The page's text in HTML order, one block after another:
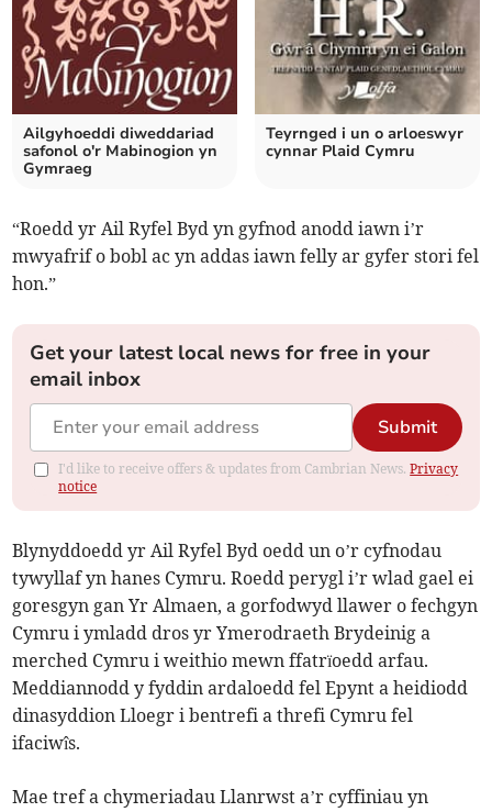
Ailgyhoeddi diweddariad
safonol o'r Mabinogion yn
Gymraeg
Teyrnged i un o arloeswyr
cynnar Plaid Cymru
“Roedd yr Ail Ryfel Byd yn gyfnod anodd iawn i’r
mwyafrif o bobl ac yn addas iawn felly ar gyfer stori fel
hon.”
Get your latest local news for free in your
email inbox
Submit
I'd like to receive offers & updates from Cambrian News.Privacy
notice
Blynyddoedd yr Ail Ryfel Byd oedd un o’r cyfnodau
tywyllaf yn hanes Cymru. Roedd perygl i’r wlad gael ei
goresgyn gan Yr Almaen, a gorfodwyd llawer o fechgyn
Cymru i ymladd dros yr Ymerodraeth Brydeinig a
merched Cymru i weithio mewn ffatrïoedd arfau.
Meddiannodd y fyddin ardaloedd fel Epynt a heidiodd
dinasyddion Lloegr i bentrefi a threfi Cymru fel
ifaciwîs.
Mae tref a chymeriadau Llanrwst a’r cyffiniau yn